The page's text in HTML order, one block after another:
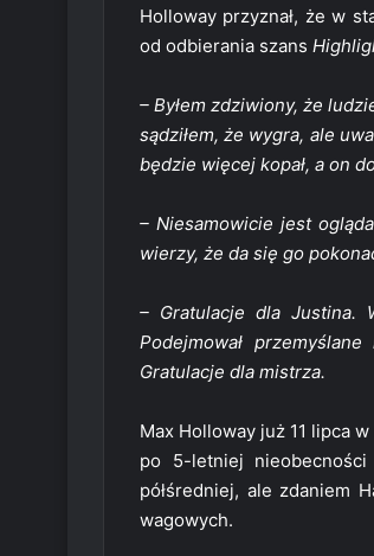
Holloway przyznał, że w
od odbierania szans
– Byłem zdziwiony, że
sądziłem, że wygra, ale
będzie więcej kopał, a on
– Niesamowicie jest
wierzy, że da się go
– Gratulacje dla Justina.
Podejmował
Gratulacje dla mistrza.
Max Holloway już 11 lipca
po 5-letniej nieobecności
półśredniej, ale zdaniem
wagowych.